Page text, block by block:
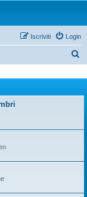
Login
Iscriviti
c